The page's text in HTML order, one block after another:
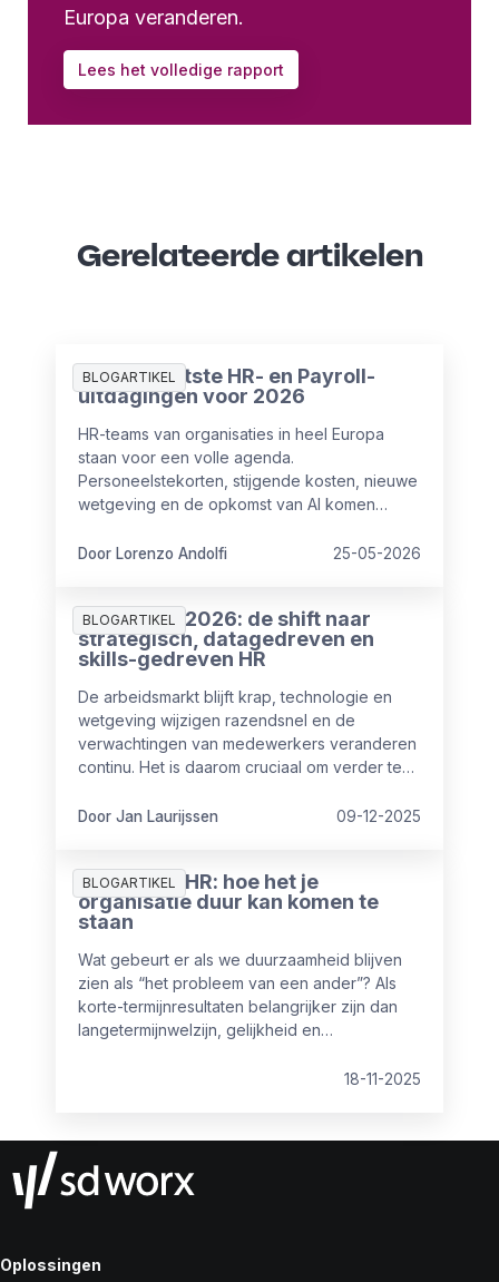
Europa veranderen.
Lees het volledige rapport
Gerelateerde artikelen
BLOGARTIKEL
De 10 grootste HR- en Payroll-
uitdagingen voor 2026
HR-teams van organisaties in heel Europa
staan voor een volle agenda.
Personeelstekorten, stijgende kosten, nieuwe
wetgeving en de opkomst van AI komen
uitdagingen bestaan. De vraag is welke het
Door Lorenzo Andolfi 25-05-2026
BLOGARTIKEL
HR-trends 2026: de shift naar
strategisch, datagedreven en
skills-gedreven HR
De arbeidsmarkt blijft krap, technologie en
wetgeving wijzigen razendsnel en de
verwachtingen van medewerkers veranderen
continu. Het is daarom cruciaal om verder te
groeien veel HR-afdelingen door van
In dit artikel vind je de belangrijkste HR-trends
voor 2026, met concrete inzichten en
praktische stappen om vandaag al mee te
starten.
Door Jan Laurijssen 09-12-2025
BLOGARTIKEL
Duurzaam HR: hoe het je
organisatie duur kan komen te
staan
Wat gebeurt er als we duurzaamheid blijven
zien als “het probleem van een ander”? Als
korte-termijnresultaten belangrijker zijn dan
langetermijnwelzijn, gelijkheid en
sneller groeien dan de systemen die hen18-11-2025
Oplossingen